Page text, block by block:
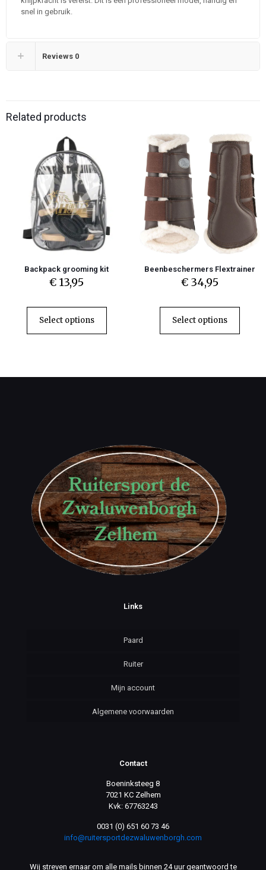
snel in gebruik.
Reviews 0
Related products
Backpack grooming kit
€ 13,95
Select options
Beenbeschermers Flextrainer
€34,95
Select options
Links
Paard
Ruiter
Mijn account
Algemene voorwaarden
Contact
Boeninksteeg 8
7021 KC Zelhem
Kvk: 67763243
0031 (0) 651 60 73 46
info@ruitersportdezwaluwenborgh.com
Wij streven ernaar om alle mails binnen 24 uur geantwoord te